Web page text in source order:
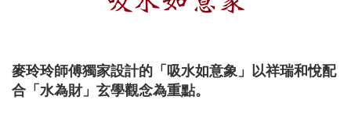
麥玲玲師傅獨家設計的「吸水如意象」以祥瑞和悅配
合「水為財」玄學觀念為重點。